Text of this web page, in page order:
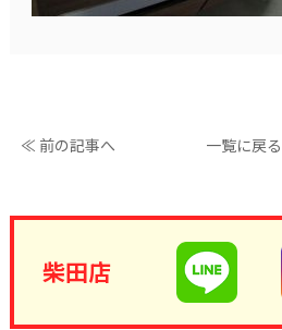
≪ 前の記事へ 一覧に戻る
柴田店